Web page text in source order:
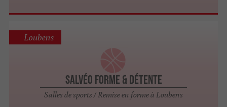
Salvéo Forme & Détente
Salles de sports / Remise en forme à Loubens
Loubens